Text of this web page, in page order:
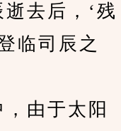
去后，‘残
临司辰之
由于太阳